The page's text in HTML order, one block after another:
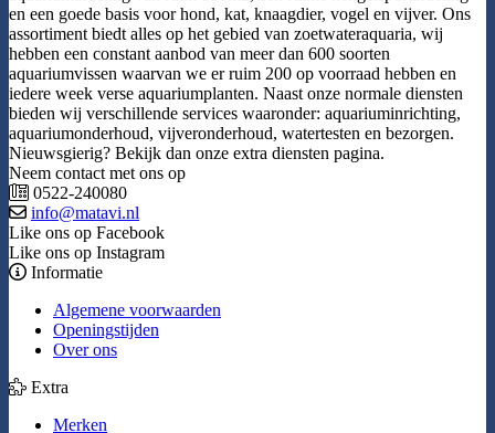
en een goede basis voor hond, kat, knaagdier, vogel en vijver. Ons
assortiment biedt alles op het gebied van zoetwateraquaria, wij
hebben een constant aanbod van meer dan 600 soorten
aquariumvissen waarvan we er ruim 200 op voorraad hebben en
iedere week verse aquariumplanten. Naast onze normale diensten
bieden wij verschillende services waaronder: aquariuminrichting,
aquariumonderhoud, vijveronderhoud, watertesten en bezorgen.
Nieuwsgierig? Bekijk dan onze extra diensten pagina.
Neem contact met ons op
0522-240080
info@matavi.nl
Like ons op Facebook
Like ons op Instagram
Informatie
Algemene voorwaarden
Openingstijden
Over ons
Extra
Merken